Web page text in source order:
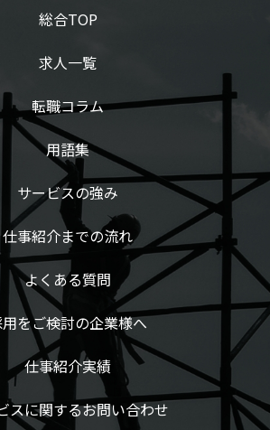
総合TOP
求人一覧
転職コラム
用語集
サービスの強み
仕事紹介までの流れ
よくある質問
をご検討の企業様へ
仕事紹介実績
スに関するお問い合わせ